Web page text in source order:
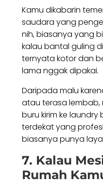
Kamu dikabarin
saudara yang
nih, biasanya yang
kalau bantal guling
ternyata kotor dan
lama nggak dipakai.
Daripada malu
atau terasa lembab,
buru kirim ke
terdekat yang
biasanya punya
7. Kalau
Rumah